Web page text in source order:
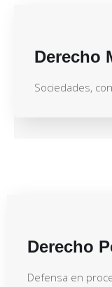
Derecho
Sociedades,
Derecho
Defensa en